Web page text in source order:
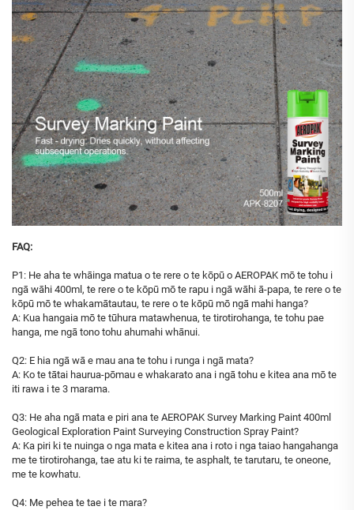
FAQ:
P1: He aha te whāinga matua o te rere o te kōpū o AEROPAK mō te tohu i
ngā wāhi 400ml, te rere o te kōpū mō te rapu i ngā wāhi ā-papa, te rere o te
kōpū mō te whakamātautau, te rere o te kōpū mō ngā mahi hanga?
A: Kua hangaia mō te tūhura matawhenua, te tirotirohanga, te tohu pae
hanga, me ngā tono tohu ahumahi whānui.
Q2: E hia ngā wā e mau ana te tohu i runga i ngā mata?
A: Ko te tātai haurua-pōmau e whakarato ana i ngā tohu e kitea ana mō te
iti rawa i te 3 marama.
Q3: He aha ngā mata e piri ana te AEROPAK Survey Marking Paint 400ml
Geological Exploration Paint Surveying Construction Spray Paint?
A: Ka piri ki te nuinga o nga mata e kitea ana i roto i nga taiao hangahanga
me te tirotirohanga, tae atu ki te raima, te asphalt, te tarutaru, te oneone,
me te kowhatu.
Q4: Me pehea te tae i te mara?